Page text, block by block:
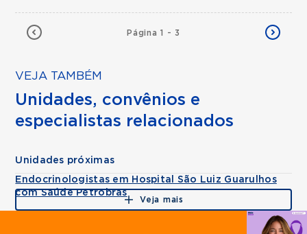
Página 1 - 3
VEJA TAMBÉM
Unidades, convênios e
especialistas relacionados
Unidades próximas
Endocrinologistas em Hospital São Luiz Guarulhos
com Saúde Petrobras
Veja mais
Agende